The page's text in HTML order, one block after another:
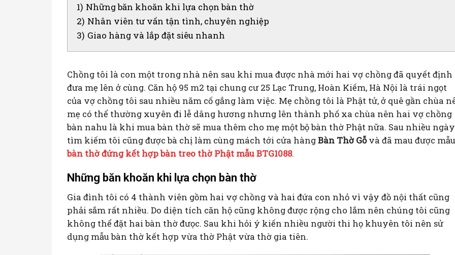
1) Những băn khoăn khi lựa chọn bàn thờ
2) Nhân viên tư vấn tận tình, chuyên nghiệp
3) Giao hàng và lắp đặt siêu nhanh
Chồng tôi là con một trong nhà nên sau khi mua được nhà mới hai vợ chồng đã quyết định
đưa mẹ lên ở cùng. Căn hộ 95 m2 tại chung cư 25 Lạc Trung, Hoàn Kiếm, Hà Nội là trái ngọt
của vợ chồng tôi sau nhiều năm cố gắng làm việc. Mẹ chồng tôi là Phật tử, ở quê gần chùa
mẹ có thể thường xuyên đi lễ dâng hương nhưng lên thành phố xa chùa nên hai vợ chồng
bàn nahu là khi mua bàn thờ sẽ mua thêm cho mẹ một bộ bàn thờ Phật nữa. Sau nhiều ngày
tìm kiếm tôi cũng được bà chị làm cùng mách tới cửa hàngBàn Thờ Gỗvà đã mau được mẫu
bàn thờ đứng kết hợp bàn treo thờ Phật mẫu BTG1088.
Những băn khoăn khi lựa chọn bàn thờ
Gia đình tôi có 4 thành viên gồm hai vợ chồng và hai đứa con nhỏ vì vậy đồ nội thất cũng
phải sắm rất nhiều. Do diện tích căn hộ cũng không được rộng cho lắm nên chúng tôi cũng
không thể đặt hai bàn thờ đưọc. Sau khi hỏi ý kiến nhiều người thi họ khuyên tôi nên sử
dụng mẫu bàn thờ kết hợp vừa thờ Phật vừa thờ gia tiên.